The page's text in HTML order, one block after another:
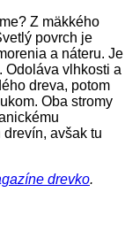
Z mäkkého
povrch je
a náteru. Je
Odoláva vlhkosti a
dreva, potom
Oba stromy
avšak tu
drevko.